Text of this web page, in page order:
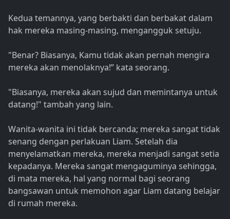
Kedua temannya, yang berbakti dan berbakat dalam
hak mereka masing-masing, mengangguk setuju.
"Benar? Biasanya, Kamu tidak akan pernah mengira
mereka akan menolaknya!” kata seorang.
"Biasanya, mereka akan sujud dan memintanya untuk
datang!" tambah yang lain.
Wanita-wanita ini tidak bercanda; mereka sangat tidak
senang dengan perlakuan Liam. Setelah dia
menyelamatkan mereka, mereka menjadi sangat setia
kepadanya. Mereka sangat mengaguminya sehingga,
di mata mereka, hal yang normal bagi seorang
bangsawan untuk memohon agar Liam datang belajar
di rumah mereka.